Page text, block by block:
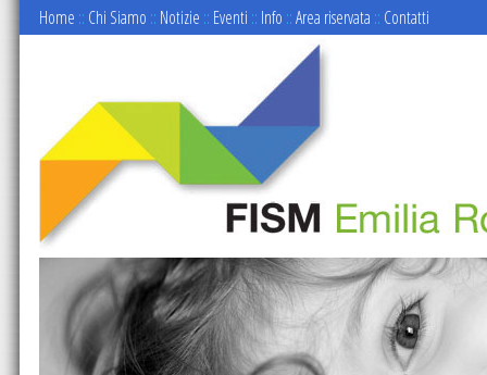
Home :: Chi Siamo :: Notizie :: Eventi :: Info ::Area riservata :: Contatti